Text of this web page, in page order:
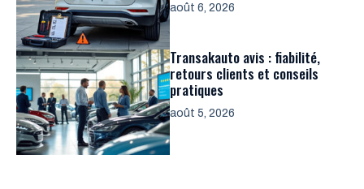
août 6, 2026
Transakauto avis : fiabilité,
retours clients et conseils
pratiques
août 5, 2026